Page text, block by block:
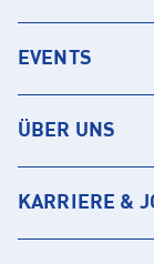
EVENTS
ÜBER UNS
KARRIERE &